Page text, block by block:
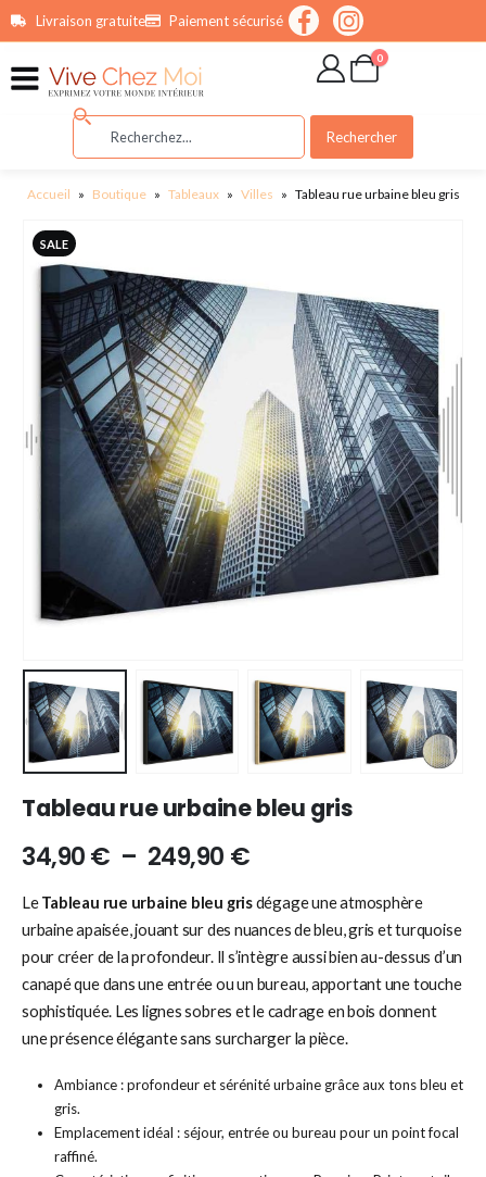
principalLivraison gratuite Paiement sécurisé
0
Rechercher
Accueil » Boutique » Tableaux » Villes » Tableau rue urbaine bleu gris
SALE
Tableau rue urbaine bleu gris
34,90€ – 249,90 €
LeTableau rue urbaine bleu grisdégage une atmosphère
urbaine apaisée, jouant sur des nuances de bleu, gris et turquoise
pour créer de la profondeur. Il s’intègre aussi bien au-dessus d’un
canapé que dans une entrée ou un bureau, apportant une touche
sophistiquée. Les lignes sobres et le cadrage en bois donnent
une présence élégante sans surcharger la pièce.
Ambiance : profondeur et sérénité urbaine grâce aux tons bleu et
gris.
Emplacement idéal : séjour, entrée ou bureau pour un point focal
raffiné.